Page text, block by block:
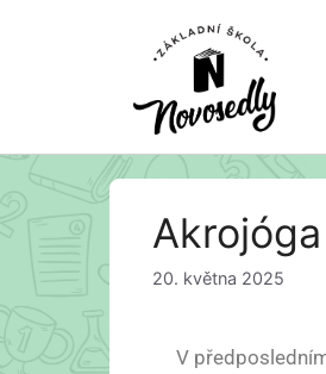
20. května 2025
V